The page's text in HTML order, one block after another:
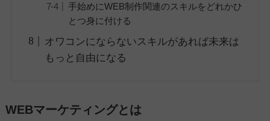
手始めにWEB制作関連のスキルをどれかひ
とつ身に付ける
オワコンにならないスキルがあれば未来は
もっと自由になる
WEBマーケティングとは